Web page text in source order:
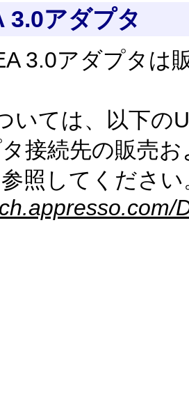
3.0アダプタ
3.0アダプタは
いては、以下の
タ接続先の販売
照してください